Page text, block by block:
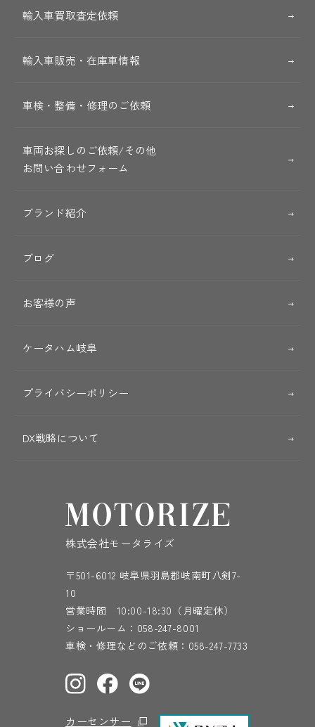
輸入車買取査定依頼
輸入車販売・在庫車情報
車検・整備・修理のご依頼
車両お探しのご依頼/その他
お問い合わせフォーム
ブランド紹介
ブログ
お客様の声
ケータハム岐阜
プライバシーポリシー
DX戦略について
株式会社モータライズ
〒501-6012 岐阜県羽島郡岐南町八剣7-
10
営業時間 10:00-18:30（月曜定休）
ショールーム： 058-247-8001
車検・修理などのご依頼： 058-247-7733
カーセンサー